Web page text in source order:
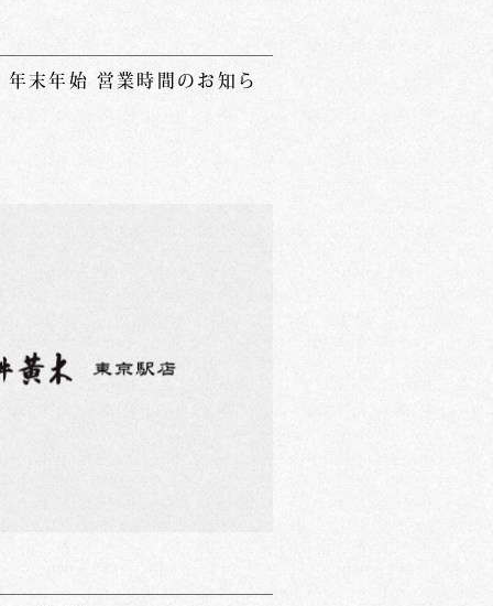
末年始 営業時間のお知ら